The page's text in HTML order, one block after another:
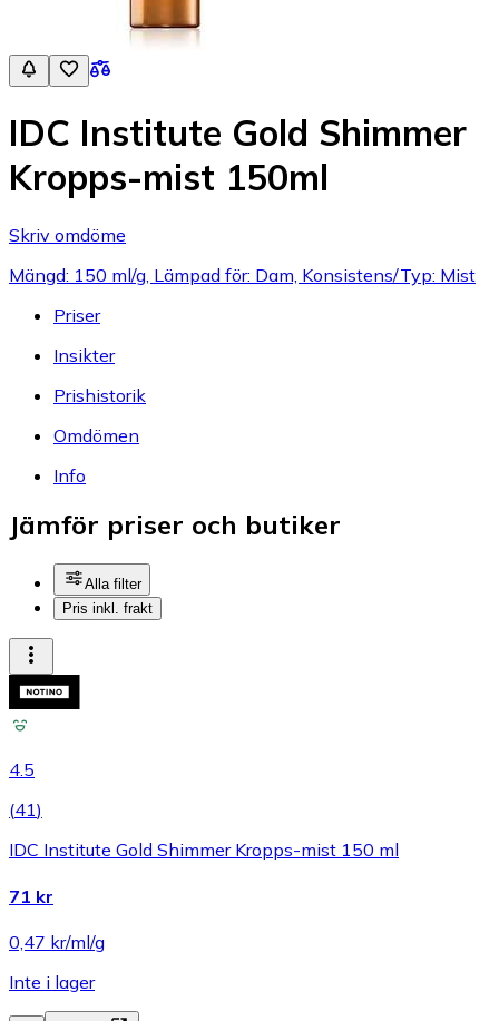
IDC Institute Gold Shimmer
Kropps-mist 150ml
Skriv omdöme
Mängd: 150 ml/g, Lämpad för: Dam, Konsistens/Typ: Mist
Priser
Insikter
Prishistorik
Omdömen
Info
Jämför priser och butiker
Alla filter
Pris inkl. frakt
4.5
(41)
IDC Institute Gold Shimmer Kropps-mist 150 ml
71 kr
0,47 kr/ml/g
Inte i lager